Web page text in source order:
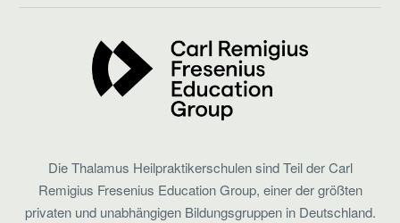
Die Thalamus Heilpraktikerschulen sind Teil der Carl
Remigius Fresenius Education Group, einer der größten
privaten und unabhängigen Bildungsgruppen in Deutschland.